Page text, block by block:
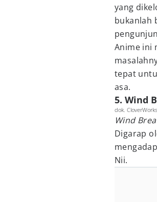
yang
bukanlah
Anime ini
tepat
asa.
5. Wind
dok.
Wind
Digarap
Nii.